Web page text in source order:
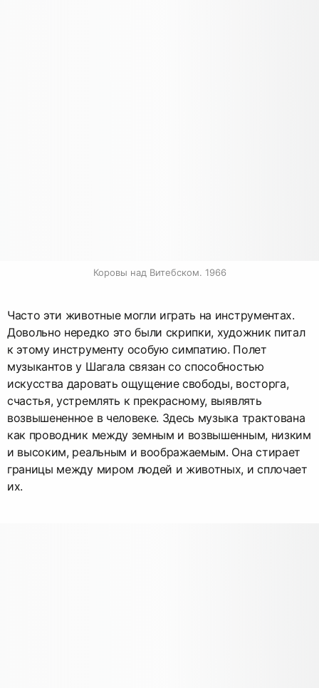
Коровы над Витебском. 1966
Часто эти животные могли играть на инструментах.
Довольно нередко это были скрипки, художник питал
к этому инструменту особую симпатию. Полет
музыкантов у Шагала связан со способностью
искусства даровать ощущение свободы, восторга,
счастья, устремлять к прекрасному, выявлять
возвышененное в человеке. Здесь музыка трактована
как проводник между земным и возвышенным, низким
и высоким, реальным и воображаемым. Она стирает
границы между миром людей и животных, и сплочает
их.